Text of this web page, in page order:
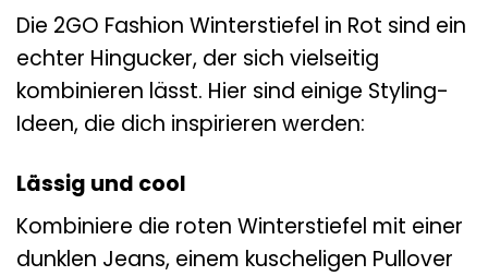
Die 2GO Fashion Winterstiefel in Rot sind ein
echter Hingucker, der sich vielseitig
kombinieren lässt. Hier sind einige Styling-
Ideen, die dich inspirieren werden:
Lässig und cool
Kombiniere die roten Winterstiefel mit einer
dunklen Jeans, einem kuscheligen Pullover